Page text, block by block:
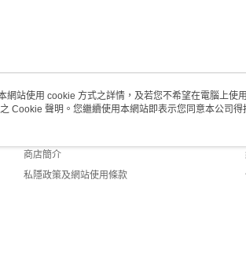
關於我們
商店簡介
私隱政策及網站使用條款
網站使用 cookie 方式之詳情，及若您不希望在電腦上使
之 Cookie 聲明。您繼續使用本網站即表示您同意本公司